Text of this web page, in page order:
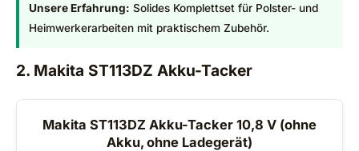
Unsere Erfahrung: Solides Komplettset für Polster- und
Heimwerkerarbeiten mit praktischem Zubehör.
2. Makita ST113DZ Akku-Tacker
Makita ST113DZ Akku-Tacker 10,8 V (ohne
Akku, ohne Ladegerät)